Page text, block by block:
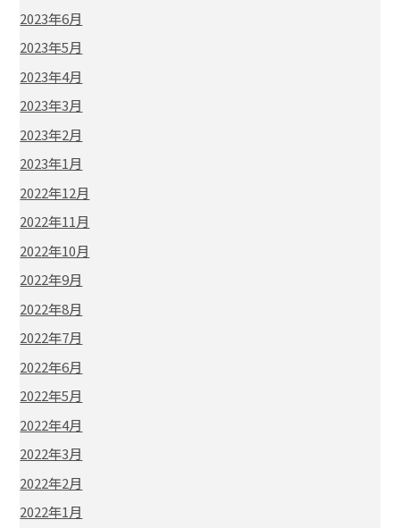
2023年6月
2023年5月
2023年4月
2023年3月
2023年2月
2023年1月
2022年12月
2022年11月
2022年10月
2022年9月
2022年8月
2022年7月
2022年6月
2022年5月
2022年4月
2022年3月
2022年2月
2022年1月